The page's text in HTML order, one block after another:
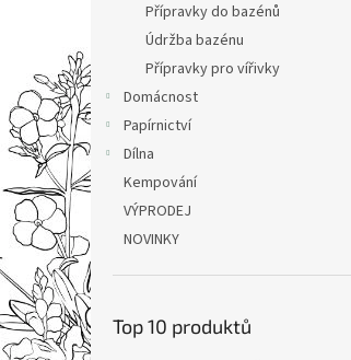
Přípravky do bazénů
Údržba bazénu
Přípravky pro vířivky
Domácnost
Papírnictví
Dílna
Kempování
VÝPRODEJ
NOVINKY
Top 10 produktů